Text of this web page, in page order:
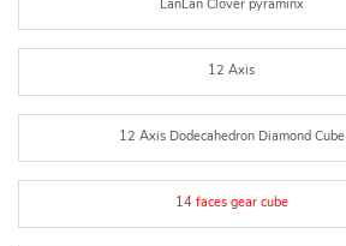
LanLan Clover pyraminx
12 Axis
12 Axis Dodecahedron Diamond Cube
14 faces gear cube